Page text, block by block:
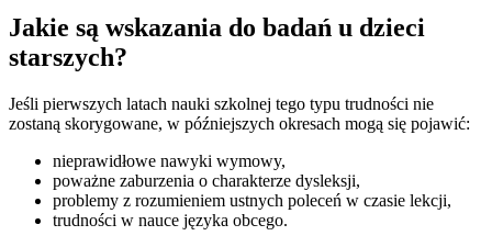
Jakie są wskazania do badań u dzieci
starszych?
Jeśli pierwszych latach nauki szkolnej tego typu trudności nie
zostaną skorygowane, w późniejszych okresach mogą się pojawić:
nieprawidłowe nawyki wymowy,
poważne zaburzenia o charakterze dysleksji,
problemy z rozumieniem ustnych poleceń w czasie lekcji,
trudności w nauce języka obcego.